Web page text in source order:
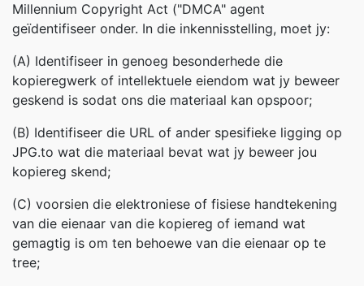
Millennium Copyright Act ("DMCA" agent
geïdentifiseer onder. In die inkennisstelling, moet jy:
(A) Identifiseer in genoeg besonderhede die
kopieregwerk of intellektuele eiendom wat jy beweer
geskend is sodat ons die materiaal kan opspoor;
(B) Identifiseer die URL of ander spesifieke ligging op
JPG.to wat die materiaal bevat wat jy beweer jou
kopiereg skend;
(C) voorsien die elektroniese of fisiese handtekening
van die eienaar van die kopiereg of iemand wat
gemagtig is om ten behoewe van die eienaar op te
tree;